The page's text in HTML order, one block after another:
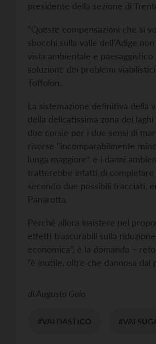
presidente della sezione di
“Queste compensazioni che si
sbocchi sulla valle dell'Adige
vista ambientale e
soluzione dei problemi
Toffolon.
La sistemazione definitiva della
della delicatissima zona dei
due corsie per i due sensi di
risorse “incomparabilmente
lunga maggiore” e i danni
tratterebbe infatti di completare
secondo due possibili tracciati,
Panarotta.
Perché allora insistere nel
effetti trascurabili sulla
economica”, è la domanda –
“è inutile, oltre che dannosa dal
diAugusto Goio
#VALDASTICO